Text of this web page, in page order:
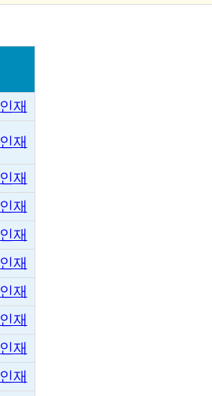
인재
인재
인재
인재
인재
인재
인재
인재
인재
인재